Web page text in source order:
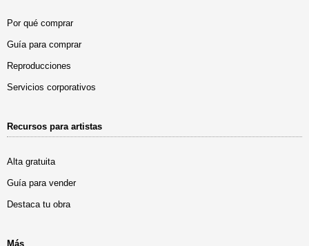
Por qué comprar
Guía para comprar
Reproducciones
Servicios corporativos
Recursos para artistas
Alta gratuita
Guía para vender
Destaca tu obra
Más